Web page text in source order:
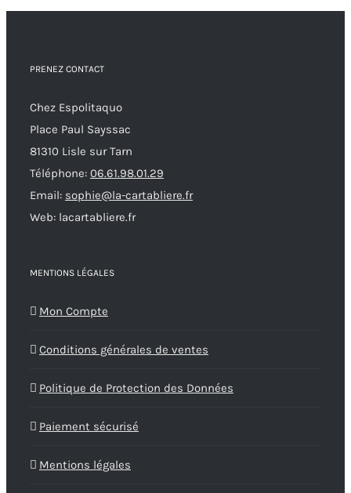
PRENEZ CONTACT
Chez Espolitaquo
Place Paul Sayssac
81310 Lisle sur Tarn
Téléphone: 06.61.98.01.29
Email: sophie@la-cartabliere.fr
Web: lacartabliere.fr
MENTIONS LÉGALES
Mon Compte
Conditions générales de ventes
Politique de Protection des Données
Paiement sécurisé
Mentions légales